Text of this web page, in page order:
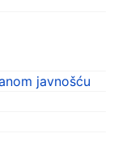
javnošću